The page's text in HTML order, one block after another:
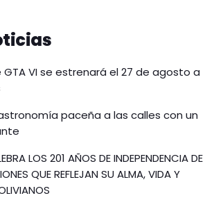
VI se estrenará el 27 de agosto a
paceña a las calles con un
LOS 201 AÑOS DE INDEPENDENCIA DE
QUE REFLEJAN SU ALMA, VIDA Y